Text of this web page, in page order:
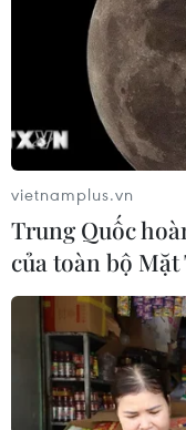
vietnamplus.vn
Trung Quốc
của toàn bộ